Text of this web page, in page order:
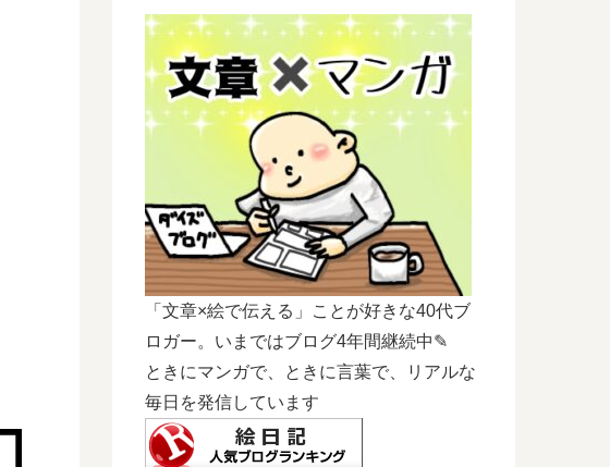
「文章×絵で伝える」ことが好きな40代ブ
ロガー。いまではブログ4年間継続中✎
ときにマンガで、ときに言葉で、リアルな
毎日を発信しています